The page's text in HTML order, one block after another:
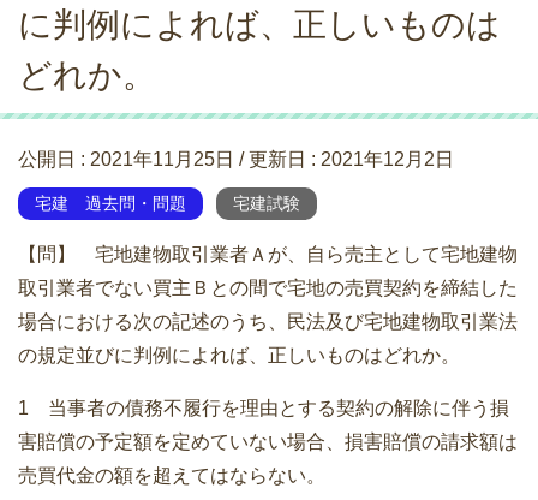
に判例によれば、正しいものは
どれか。
公開日 : 2021年11月25日 / 更新日 : 2021年12月2日
宅建 過去問・問題 宅建試験
【問】 宅地建物取引業者Ａが、自ら売主として宅地建物
取引業者でない買主Ｂとの間で宅地の売買契約を締結した
場合における次の記述のうち、民法及び宅地建物取引業法
の規定並びに判例によれば、正しいものはどれか。
1 当事者の債務不履行を理由とする契約の解除に伴う損
害賠償の予定額を定めていない場合、損害賠償の請求額は
売買代金の額を超えてはならない。